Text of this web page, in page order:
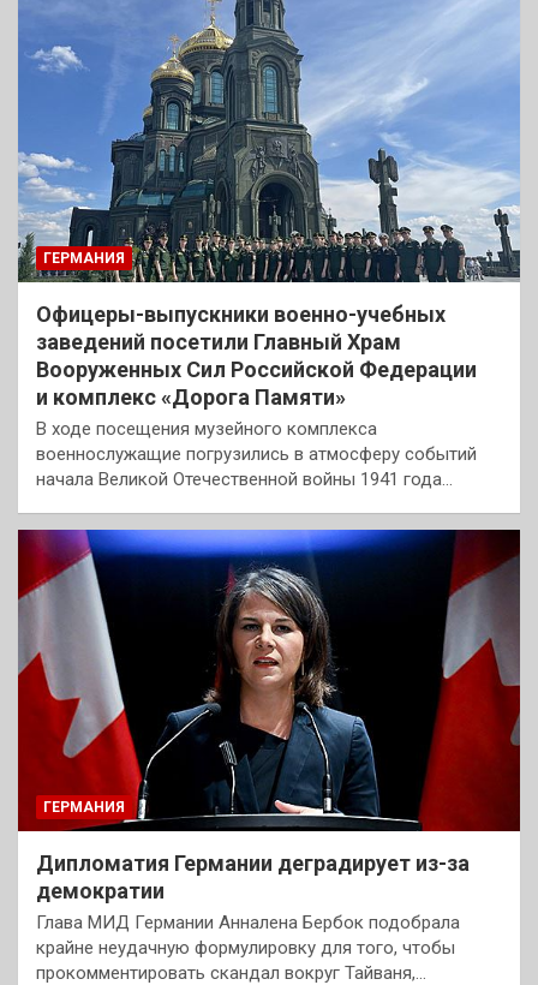
ГЕРМАНИЯ
Офицеры-выпускники военно-учебных
заведений посетили Главный Храм
Вооруженных Сил Российской Федерации
и комплекс «Дорога Памяти»
В ходе посещения музейного комплекса
военнослужащие погрузились в атмосферу событий
начала Великой Отечественной войны 1941 года…
ГЕРМАНИЯ
Дипломатия Германии деградирует из-за
демократии
Глава МИД Германии Анналена Бербок подобрала
крайне неудачную формулировку для того, чтобы
прокомментировать скандал вокруг Тайваня,…